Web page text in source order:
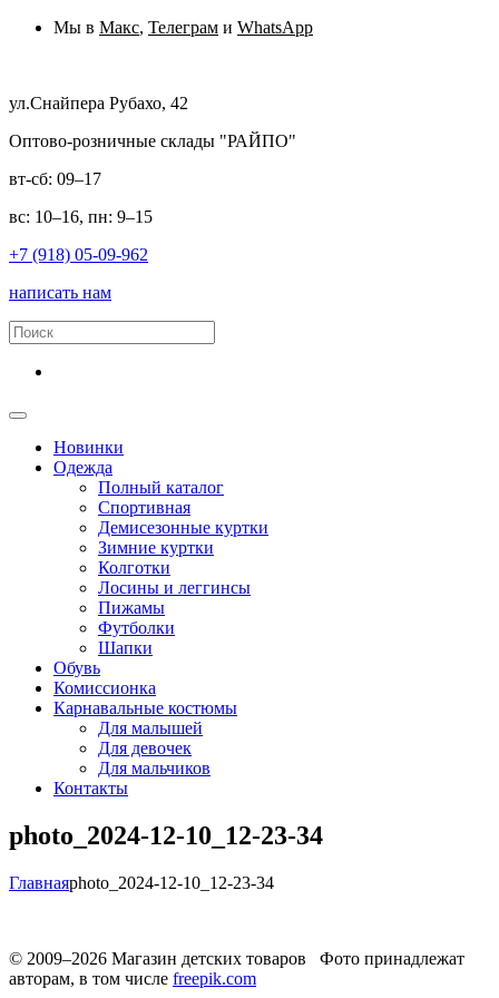
Мы в Макс, Телеграм и WhatsApp
ул.Снайпера Рубахо, 42
Оптово-розничные склады "РАЙПО"
вт-сб: 09–17
вс: 10–16, пн: 9–15
+7 (918) 05-09-962
написать нам
Новинки
Одежда
Полный каталог
Спортивная
Демисезонные куртки
Зимние куртки
Колготки
Лосины и леггинсы
Пижамы
Футболки
Шапки
Обувь
Комиссионка
Карнавальные костюмы
Для малышей
Для девочек
Для мальчиков
Контакты
photo_2024-12-10_12-23-34
Главнаяphoto_2024-12-10_12-23-34
© 2009–2026 Магазин детских товаров Фото принадлежат
авторам, в том числе freepik.com